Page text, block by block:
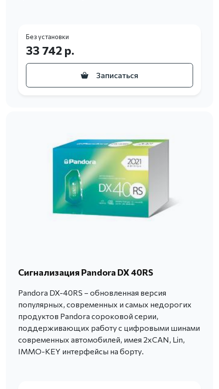
Без установки
33 742 р.
Записаться
Сигнализация Pandora DX 40RS
Pandora DX-40RS – обновленная версия
популярных, современных и самых недорогих
продуктов Pandora сороковой серии,
поддерживающих работу с цифровыми шинами
современных автомобилей, имея 2хCAN, Lin,
IMMO-KEY интерфейсы на борту.